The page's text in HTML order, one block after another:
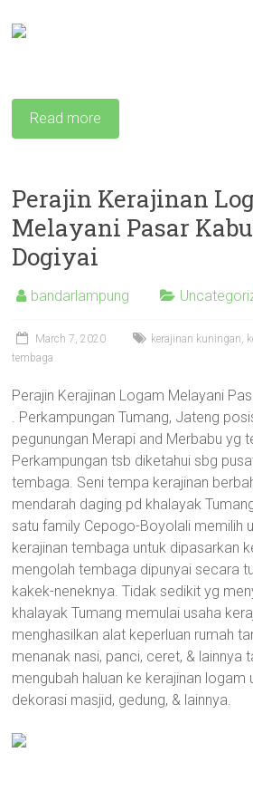
Read more
Perajin Kerajinan
Melayani Pasar
Dogiyai
bandarlampung
March 7, 2020 kerajinan kuningan,
tembaga
Perajin Kerajinan Logam Melayani
. Perkampungan Tumang, Jateng
pegunungan Merapi and Merbabu yg
Perkampungan tsb diketahui sbg
tembaga. Seni tempa kerajinan
mendarah daging pd khalayak
satu family Cepogo-Boyolali memilih
kerajinan tembaga untuk dipasarkan
mengolah tembaga dipunyai secara
kakek-neneknya. Tidak sedikit yg
khalayak Tumang memulai usaha
menghasilkan alat keperluan rumah
menanak nasi, panci, ceret, & lainnya
mengubah haluan ke kerajinan logam
dekorasi masjid, gedung, & lainnya.